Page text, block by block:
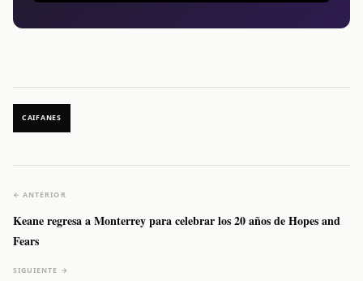
CAIFANES
← ANTERIOR
Keane regresa a Monterrey para celebrar los 20 años de Hopes and
Fears
SIGUIENTE →